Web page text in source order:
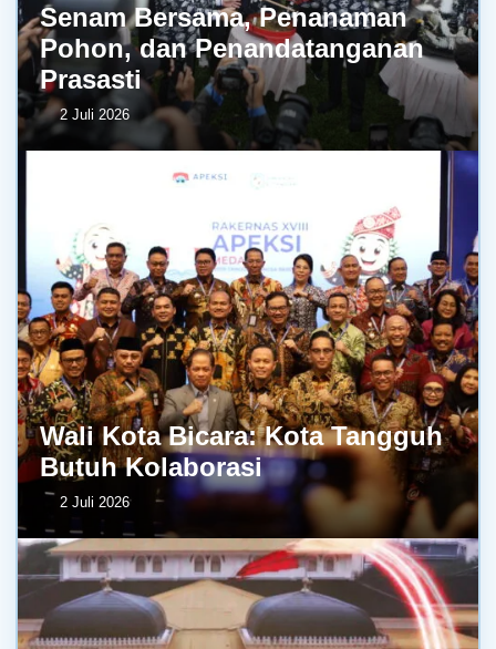
Senam Bersama, Penanaman
Pohon, dan Penandatanganan
Prasasti
2 Juli 2026
Wali Kota Bicara: Kota Tangguh
Butuh Kolaborasi
2 Juli 2026